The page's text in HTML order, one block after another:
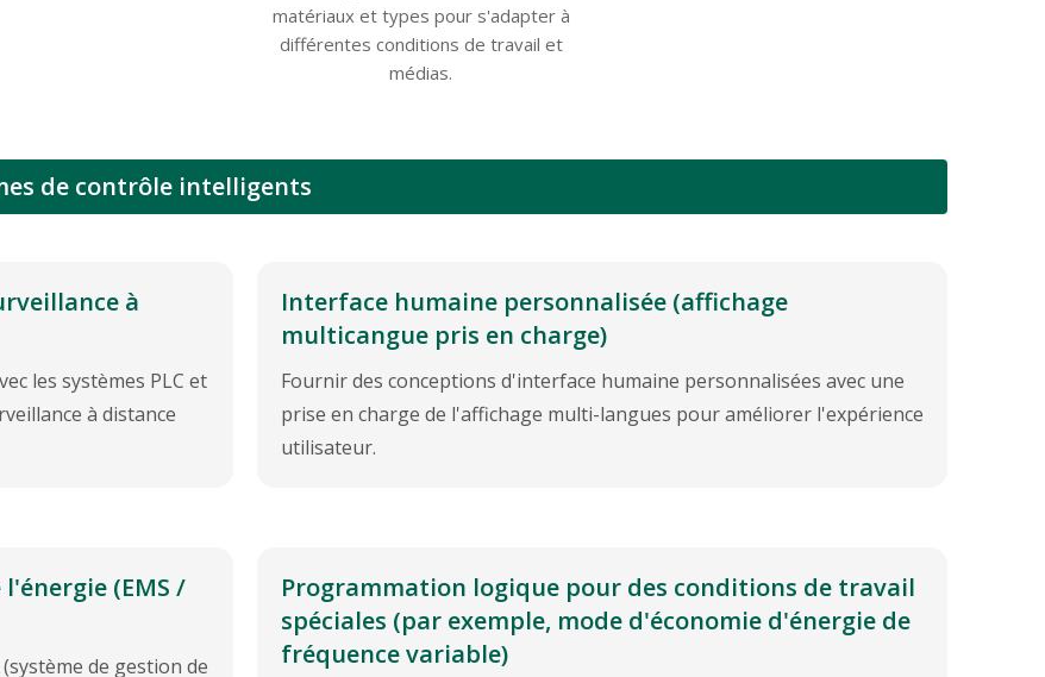
matériaux et types pour s'adapter à
différentes conditions de travail et
médias.
de contrôle intelligents
à
les systèmes PLC et
à distance
Interface humaine personnalisée (affichage
multicangue pris en charge)
Fournir des conceptions d'interface humaine personnalisées avec une
prise en charge de l'affichage multi-langues pour améliorer l'expérience
utilisateur.
(EMS /
de gestion de
Programmation logique pour des conditions de travail
spéciales (par exemple, mode d'économie d'énergie de
fréquence variable)